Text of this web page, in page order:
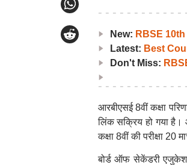
New: RBSE
Latest: Best
Don't Miss:
आरबीएसई 8वीं कक्षा
लिंक सक्रिय हो गया है।
कक्षा 8वीं की परीक्षा 20
बोर्ड ऑफ सेकेंडरी एजुकेशन